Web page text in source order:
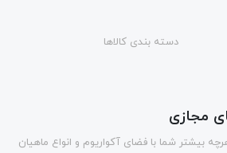
دسته بندی کالاها
مجازی
بیشتر شما با فضای آکواریوم و انواع ماهیان